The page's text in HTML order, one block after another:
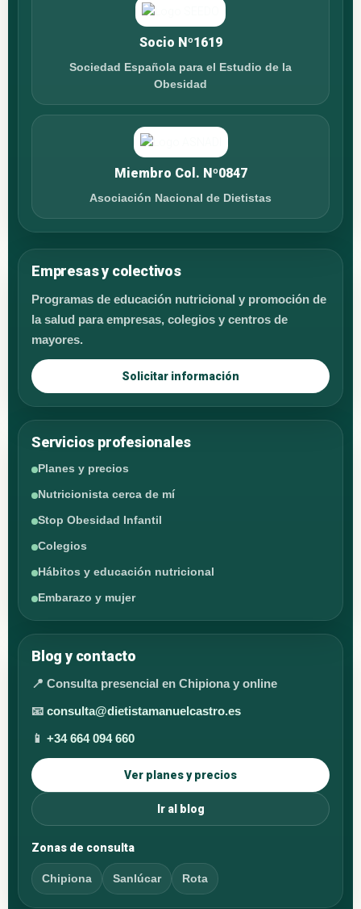
Socio Nº1619
Sociedad Española para el Estudio de la
Obesidad
Miembro Col. Nº0847
Asociación Nacional de Dietistas
Empresas y colectivos
Programas de educación nutricional y promoción de
la salud para empresas, colegios y centros de
mayores.
Solicitar información
Servicios profesionales
Planes y precios
Nutricionista cerca de mí
Stop Obesidad Infantil
Colegios
Hábitos y educación nutricional
Embarazo y mujer
Blog y contacto
📍 Consulta presencial en Chipiona y online
📧 consulta@dietistamanuelcastro.es
📱 +34 664 094 660
Ver planes y precios
Ir al blog
Zonas de consulta
Chipiona Sanlúcar Rota